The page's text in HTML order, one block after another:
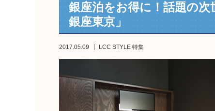
銀座泊をお得に！話題の
銀座東京」
2017.05.09 LCC STYLE 特集